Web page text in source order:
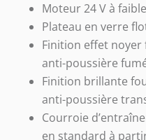
Moteur 24 V à
Plateau en verre
Finition effet noyer
anti-poussière
Finition brillante
anti-poussière
Courroie
en standard à